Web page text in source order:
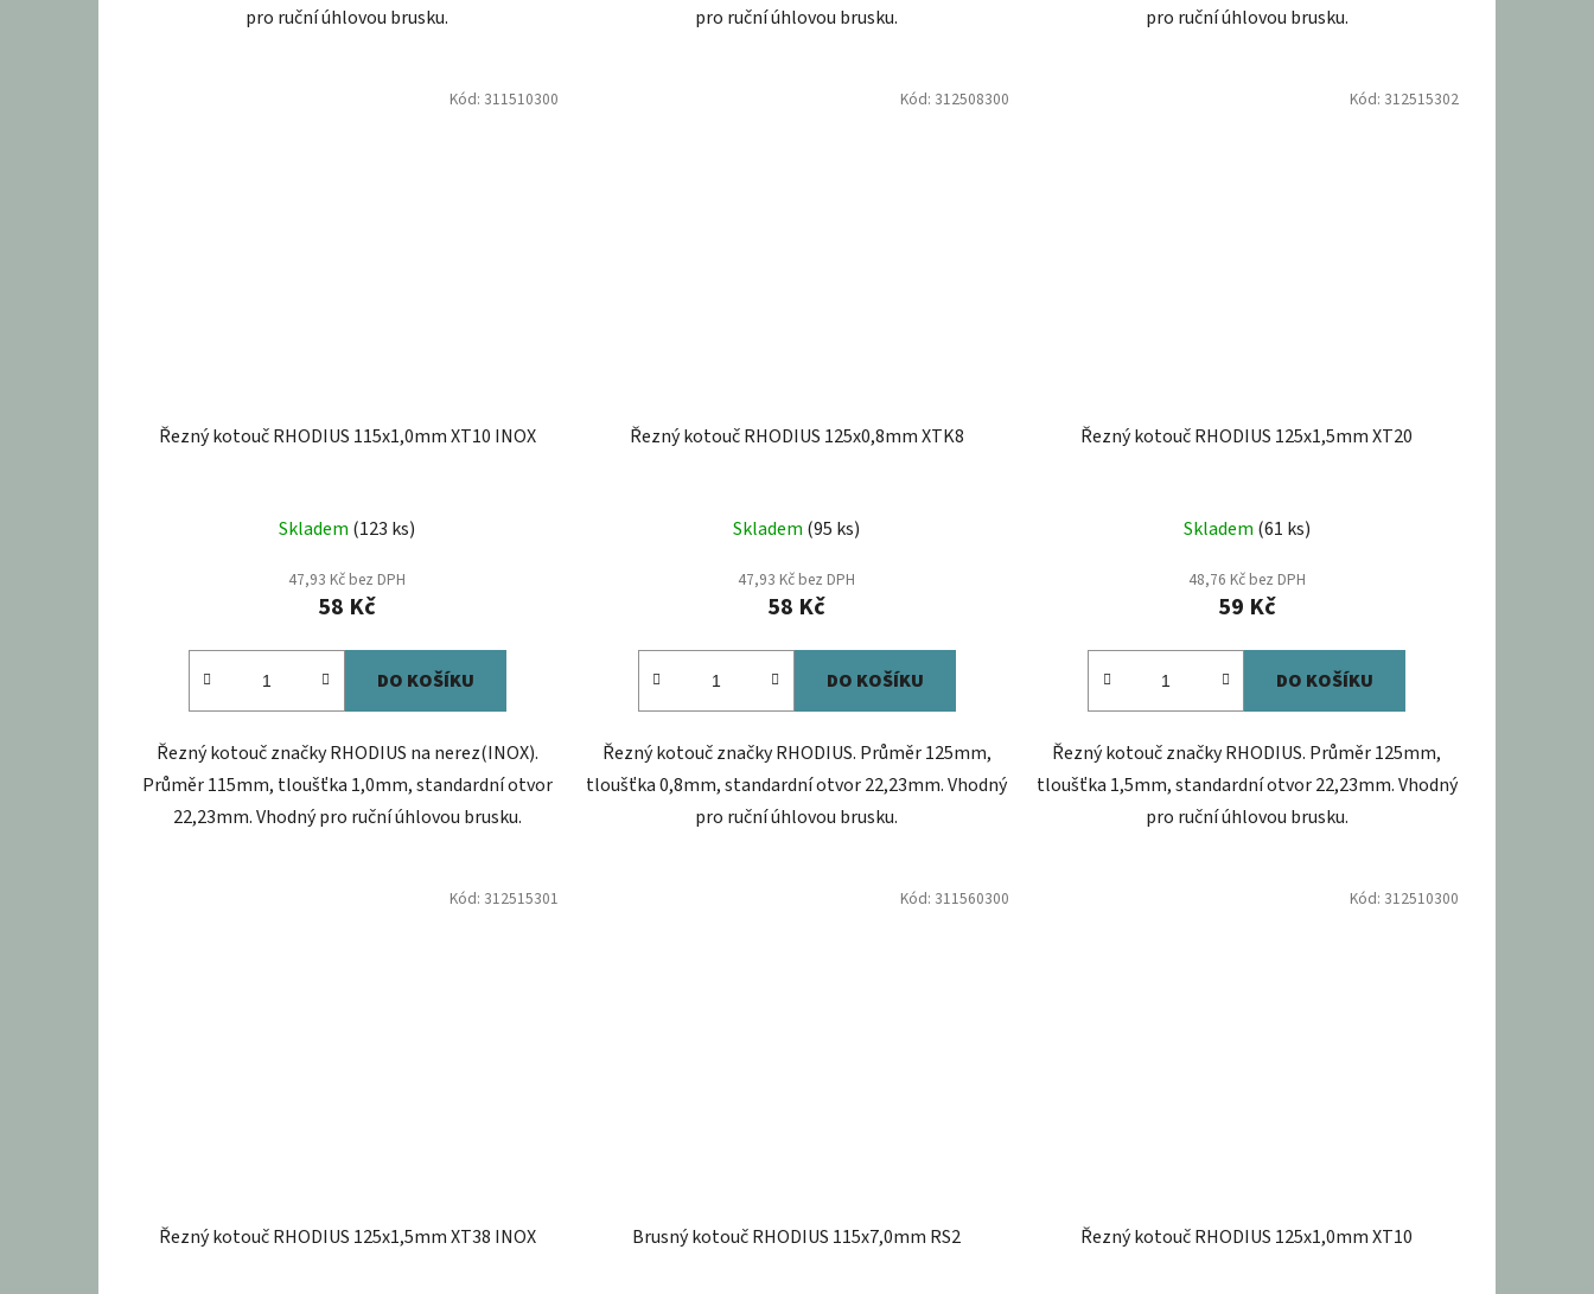
pro ruční úhlovou brusku.
pro ruční úhlovou brusku.
pro ruční úhlovou brusku.
Řezný kotouč RHODIUS 115x1,0mm XT10 INOX
hodnocení
produktu
je
Skladem (123 ks)
47,93 Kč bez DPH
58 Kč
DO KOŠÍKU
Řezný kotouč značky RHODIUS na nerez(INOX).
Průměr 115mm, tloušťka 1,0mm, standardní otvor
22,23mm. Vhodný pro ruční úhlovou brusku.
Kód: 311510300
Řezný kotouč RHODIUS 125x0,8mm XTK8
Skladem (95 ks)
47,93 Kč bez DPH
58 Kč
DO KOŠÍKU
Řezný kotouč značky RHODIUS. Průměr 125mm,
tloušťka 0,8mm, standardní otvor 22,23mm. Vhodný
pro ruční úhlovou brusku.
Kód: 312508300
Řezný kotouč RHODIUS 125x1,5mm XT20
Skladem (61 ks)
48,76 Kč bez DPH
59 Kč
DO KOŠÍKU
Řezný kotouč značky RHODIUS. Průměr 125mm,
tloušťka 1,5mm, standardní otvor 22,23mm. Vhodný
pro ruční úhlovou brusku.
Kód: 312515302
Řezný kotouč RHODIUS 125x1,5mm XT38 INOX
Kód: 312515301
Brusný kotouč RHODIUS 115x7,0mm RS2
Kód: 311560300
Řezný kotouč RHODIUS 125x1,0mm XT10
Kód: 312510300